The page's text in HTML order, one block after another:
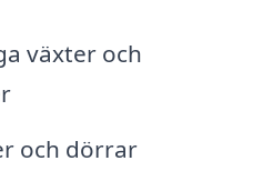
växter och
och dörrar